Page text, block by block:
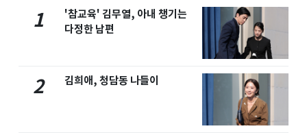
1
'참교육' 김무열, 아내 챙기는
다정한 남편
2 김희애, 청담동 나들이